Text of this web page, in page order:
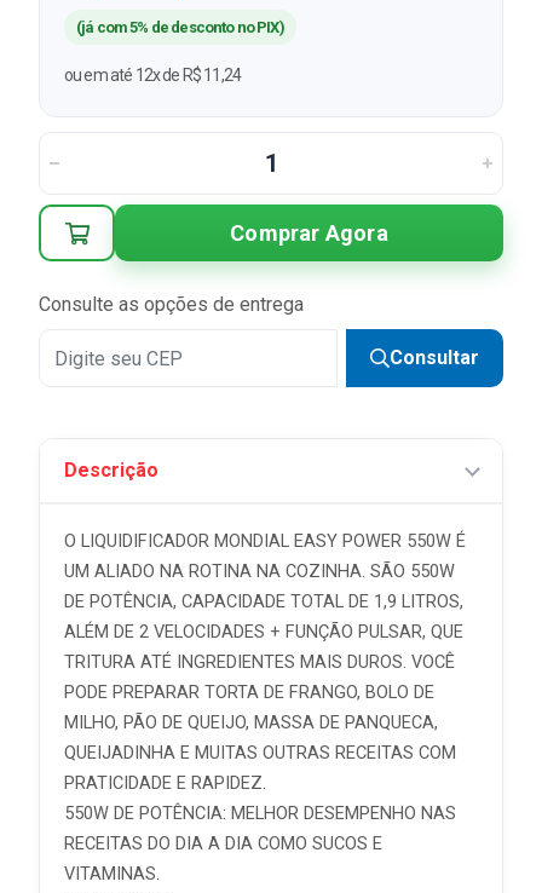
(já com 5% de desconto no PIX)
ou em até 12x de R$ 11,24
Comprar Agora
Consulte as opções de entrega
Consultar
Descrição
O LIQUIDIFICADOR MONDIAL EASY POWER 550W É
UM ALIADO NA ROTINA NA COZINHA. SÃO 550W
DE POTÊNCIA, CAPACIDADE TOTAL DE 1,9 LITROS,
ALÉM DE 2 VELOCIDADES + FUNÇÃO PULSAR, QUE
TRITURA ATÉ INGREDIENTES MAIS DUROS. VOCÊ
PODE PREPARAR TORTA DE FRANGO, BOLO DE
MILHO, PÃO DE QUEIJO, MASSA DE PANQUECA,
QUEIJADINHA E MUITAS OUTRAS RECEITAS COM
PRATICIDADE E RAPIDEZ.
550W DE POTÊNCIA: MELHOR DESEMPENHO NAS
RECEITAS DO DIA A DIA COMO SUCOS E
VITAMINAS.